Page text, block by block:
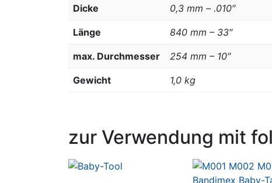
Dicke 0,3 mm – .010″
Länge 840 mm – 33″
max. Durchmesser 254 mm – 10″
Gewicht 1,0 kg
zur Verwendung mit